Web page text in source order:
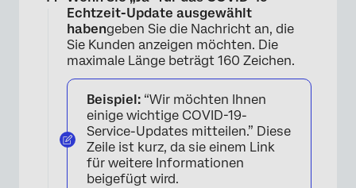
Echtzeit-Update ausgewählt
habengeben Sie die Nachricht an, die
Sie Kunden anzeigen möchten. Die
maximale Länge beträgt 160 Zeichen.
Beispiel: “Wir möchten Ihnen
einige wichtige COVID-19-
Service-Updates mitteilen.” Diese
Zeile ist kurz, da sie einem Link
für weitere Informationen
beigefügt wird.